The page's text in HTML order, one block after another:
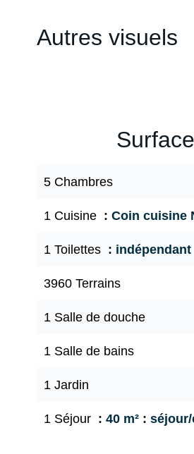
Autres visuels
5 Chambres
1 Cuisine Coin cuisine
1 Toilettes indépendant
3960 Terrains
1 Salle de douche
1 Salle de bains
1 Jardin
1 Séjour 40 m²